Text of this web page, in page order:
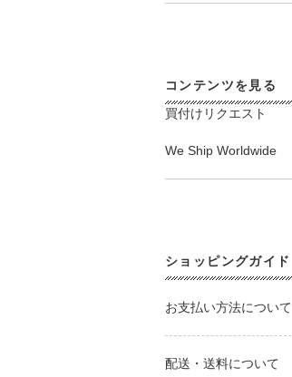
コンテンツを見る
買付けリクエスト
We Ship Worldwide
ショッピングガイド
お支払い方法について
配送・送料について